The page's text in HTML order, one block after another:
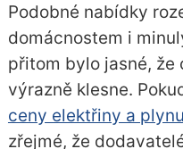
Podobné nabídky
domácnostem i
přitom bylo jasné, že
výrazně klesne.
ceny elektřiny a plynu
zřejmé, že